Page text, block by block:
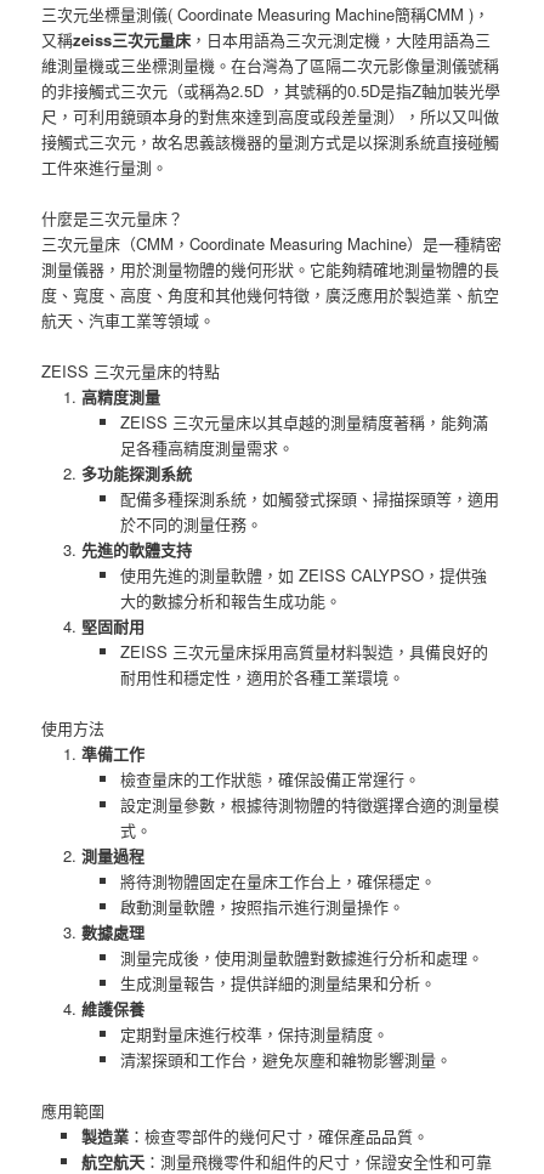
三次元坐標量測儀( Coordinate Measuring Machine簡稱CMM )，
又稱zeiss三次元量床 ，日本用語為三次元測定機，大陸用語為三
維測量機或三坐標測量機。在台灣為了區隔二次元影像量測儀號稱
的非接觸式三次元（或稱為2.5D ，其號稱的0.5D是指Z軸加裝光學
尺，可利用鏡頭本身的對焦來達到高度或段差量測），所以又叫做
接觸式三次元，故名思義該機器的量測方式是以探測系統直接碰觸
工件來進行量測。
什麼是三次元量床？
三次元量床（CMM，Coordinate Measuring Machine）是一種精密
測量儀器，用於測量物體的幾何形狀。它能夠精確地測量物體的長
度、寬度、高度、角度和其他幾何特徵，廣泛應用於製造業、航空
航天、汽車工業等領域。
ZEISS 三次元量床的特點
高精度測量
ZEISS 三次元量床以其卓越的測量精度著稱，能夠滿
足各種高精度測量需求。
多功能探測系統
配備多種探測系統，如觸發式探頭、掃描探頭等，適用
於不同的測量任務。
先進的軟體支持
使用先進的測量軟體，如 ZEISS CALYPSO，提供強
大的數據分析和報告生成功能。
堅固耐用
ZEISS 三次元量床採用高質量材料製造，具備良好的
耐用性和穩定性，適用於各種工業環境。
使用方法
準備工作
檢查量床的工作狀態，確保設備正常運行。
設定測量參數，根據待測物體的特徵選擇合適的測量模
式。
測量過程
將待測物體固定在量床工作台上，確保穩定。
啟動測量軟體，按照指示進行測量操作。
數據處理
測量完成後，使用測量軟體對數據進行分析和處理。
生成測量報告，提供詳細的測量結果和分析。
維護保養
定期對量床進行校準，保持測量精度。
清潔探頭和工作台，避免灰塵和雜物影響測量。
應用範圍
製造業：檢查零部件的幾何尺寸，確保產品品質。
航空航天：測量飛機零件和組件的尺寸，保證安全性和可靠